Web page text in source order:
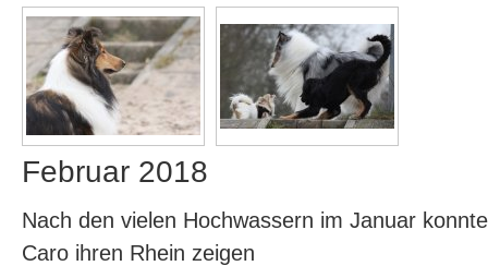
Februar 2018
Nach den vielen Hochwassern im Januar
Caro ihren Rhein zeigen